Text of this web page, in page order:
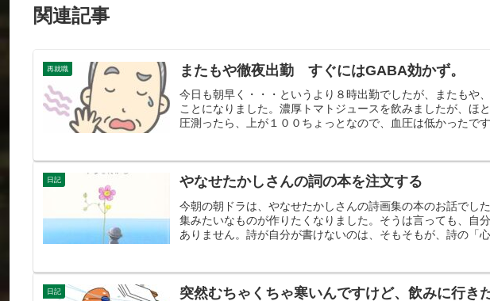
関連記事
再就職 またもや徹夜出勤 すぐにはGABA効かず。
今日も朝早く・・・というより８時出勤でしたが、またもや
ことになりました。濃厚トマトジュースを飲みましたが、ほ
圧測ったら、上が１００ちょっとなので、血圧は低かったです
日記 やなせたかしさんの詞の本を注文する
今朝の朝ドラは、やなせたかしさんの詩画集の本のお話でし
集みたいなものが作りたくなりました。そうは言っても、自
ありません。詩が自分が書けないのは、そもそもが、詩の「心
日記 突然むちゃくちゃ寒いんですけど、飲みに行き